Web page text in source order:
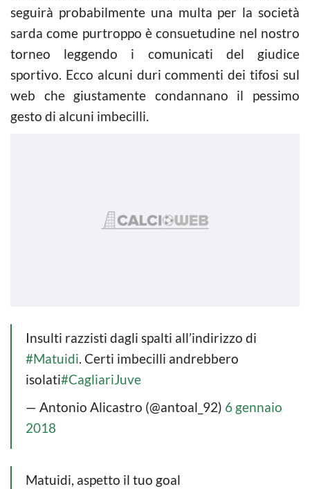
seguirà probabilmente una multa per la società
sarda come purtroppo è consuetudine nel nostro
torneo leggendo i comunicati del giudice
sportivo. Ecco alcuni duri commenti dei tifosi sul
web che giustamente condannano il pessimo
gesto di alcuni imbecilli.
Insulti razzisti dagli spalti all’indirizzo di
#Matuidi. Certi imbecilli andrebbero
isolati#CagliariJuve
— Antonio Alicastro (@antoal_92) 6 gennaio
2018
Matuidi, aspetto il tuo goal